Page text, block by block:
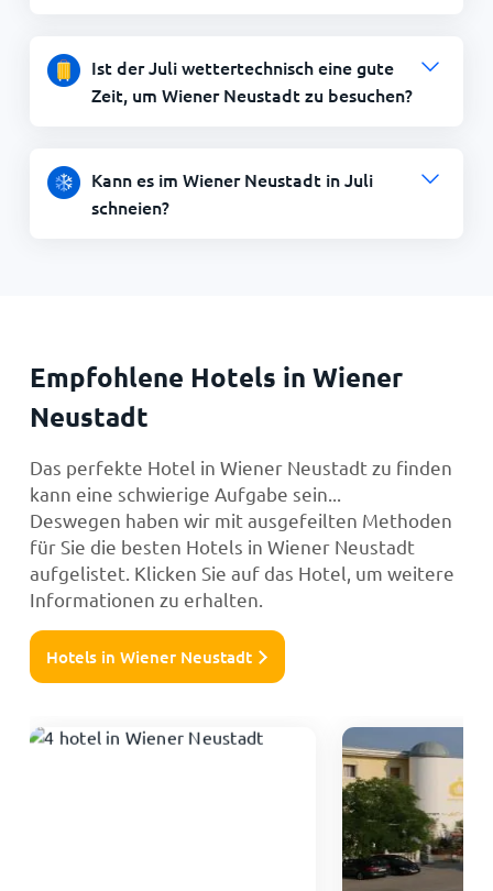
Ist der Juli wettertechnisch eine gute
Zeit, um Wiener Neustadt zu besuchen?
Kann es im Wiener Neustadt in Juli
schneien?
Empfohlene Hotels in Wiener
Neustadt
Das perfekte Hotel in Wiener Neustadt zu finden
kann eine schwierige Aufgabe sein...
Deswegen haben wir mit ausgefeilten Methoden
für Sie die besten Hotels in Wiener Neustadt
aufgelistet. Klicken Sie auf das Hotel, um weitere
Informationen zu erhalten.
Hotels in Wiener Neustadt